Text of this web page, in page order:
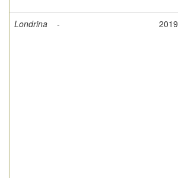
Londrina - 2019